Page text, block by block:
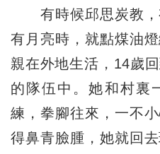
有時候邱思炭教，
有月亮時，就點煤油
親在外地生活，14歲
的隊伍中。她和村裏
練，拳腳往來，一不
得鼻青臉腫，她就回